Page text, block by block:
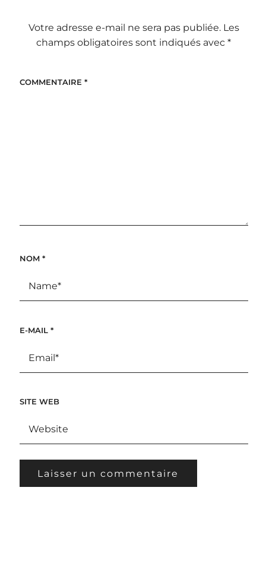
Votre adresse e-mail ne sera pas publiée. Les
champs obligatoires sont indiqués avec*
COMMENTAIRE *
NOM *
E-MAIL *
SITE WEB